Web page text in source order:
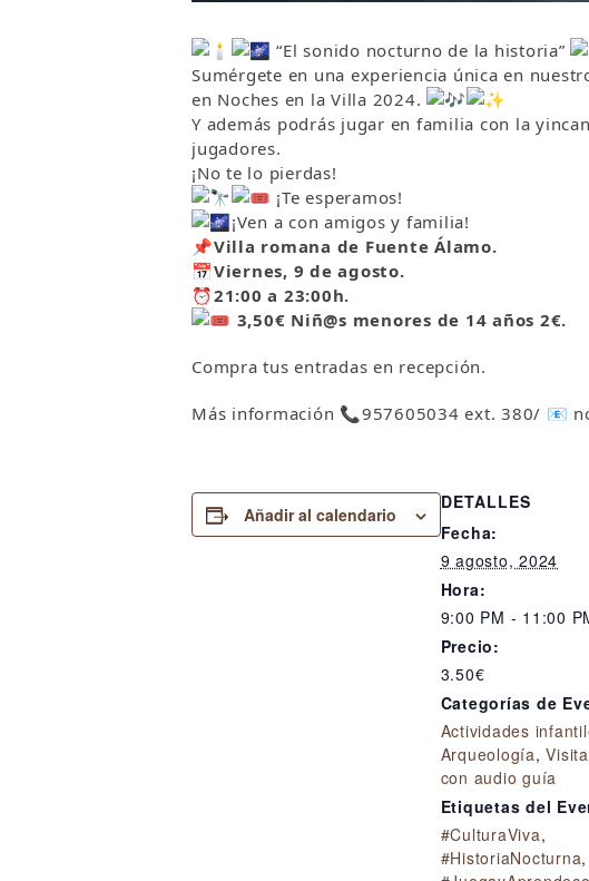
“El sonido nocturno de la historia”
Sumérgete en una experiencia única en
en Noches en la Villa 2024.
Y además podrás jugar en familia con la
jugadores.
¡No te lo pierdas!
¡Te esperamos!
¡Ven a con amigos y familia!
📌Villa romana de Fuente Álamo.
📅Viernes, 9 de agosto.
⏰21:00 a 23:00h.
3,50€ Niñ@s menores de 14 años 2€.
Compra tus entradas en recepción.
Más ℹ️nformación 📞957605034 ext. 380/ 📧
Añadir al calendario
DETALLES
Fecha:
9 agosto, 2024
Hora:
9:00 PM - 11:00
Precio:
3.50€
Categorías de
Actividades
Arqueología,
con audio guía
Etiquetas del
#CulturaViva,
#HistoriaNocturna,